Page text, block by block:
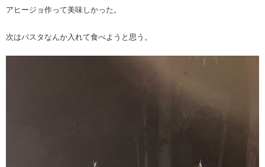
アヒージョ作って美味しかった。
次はパスタなんか入れて食べようと思う。